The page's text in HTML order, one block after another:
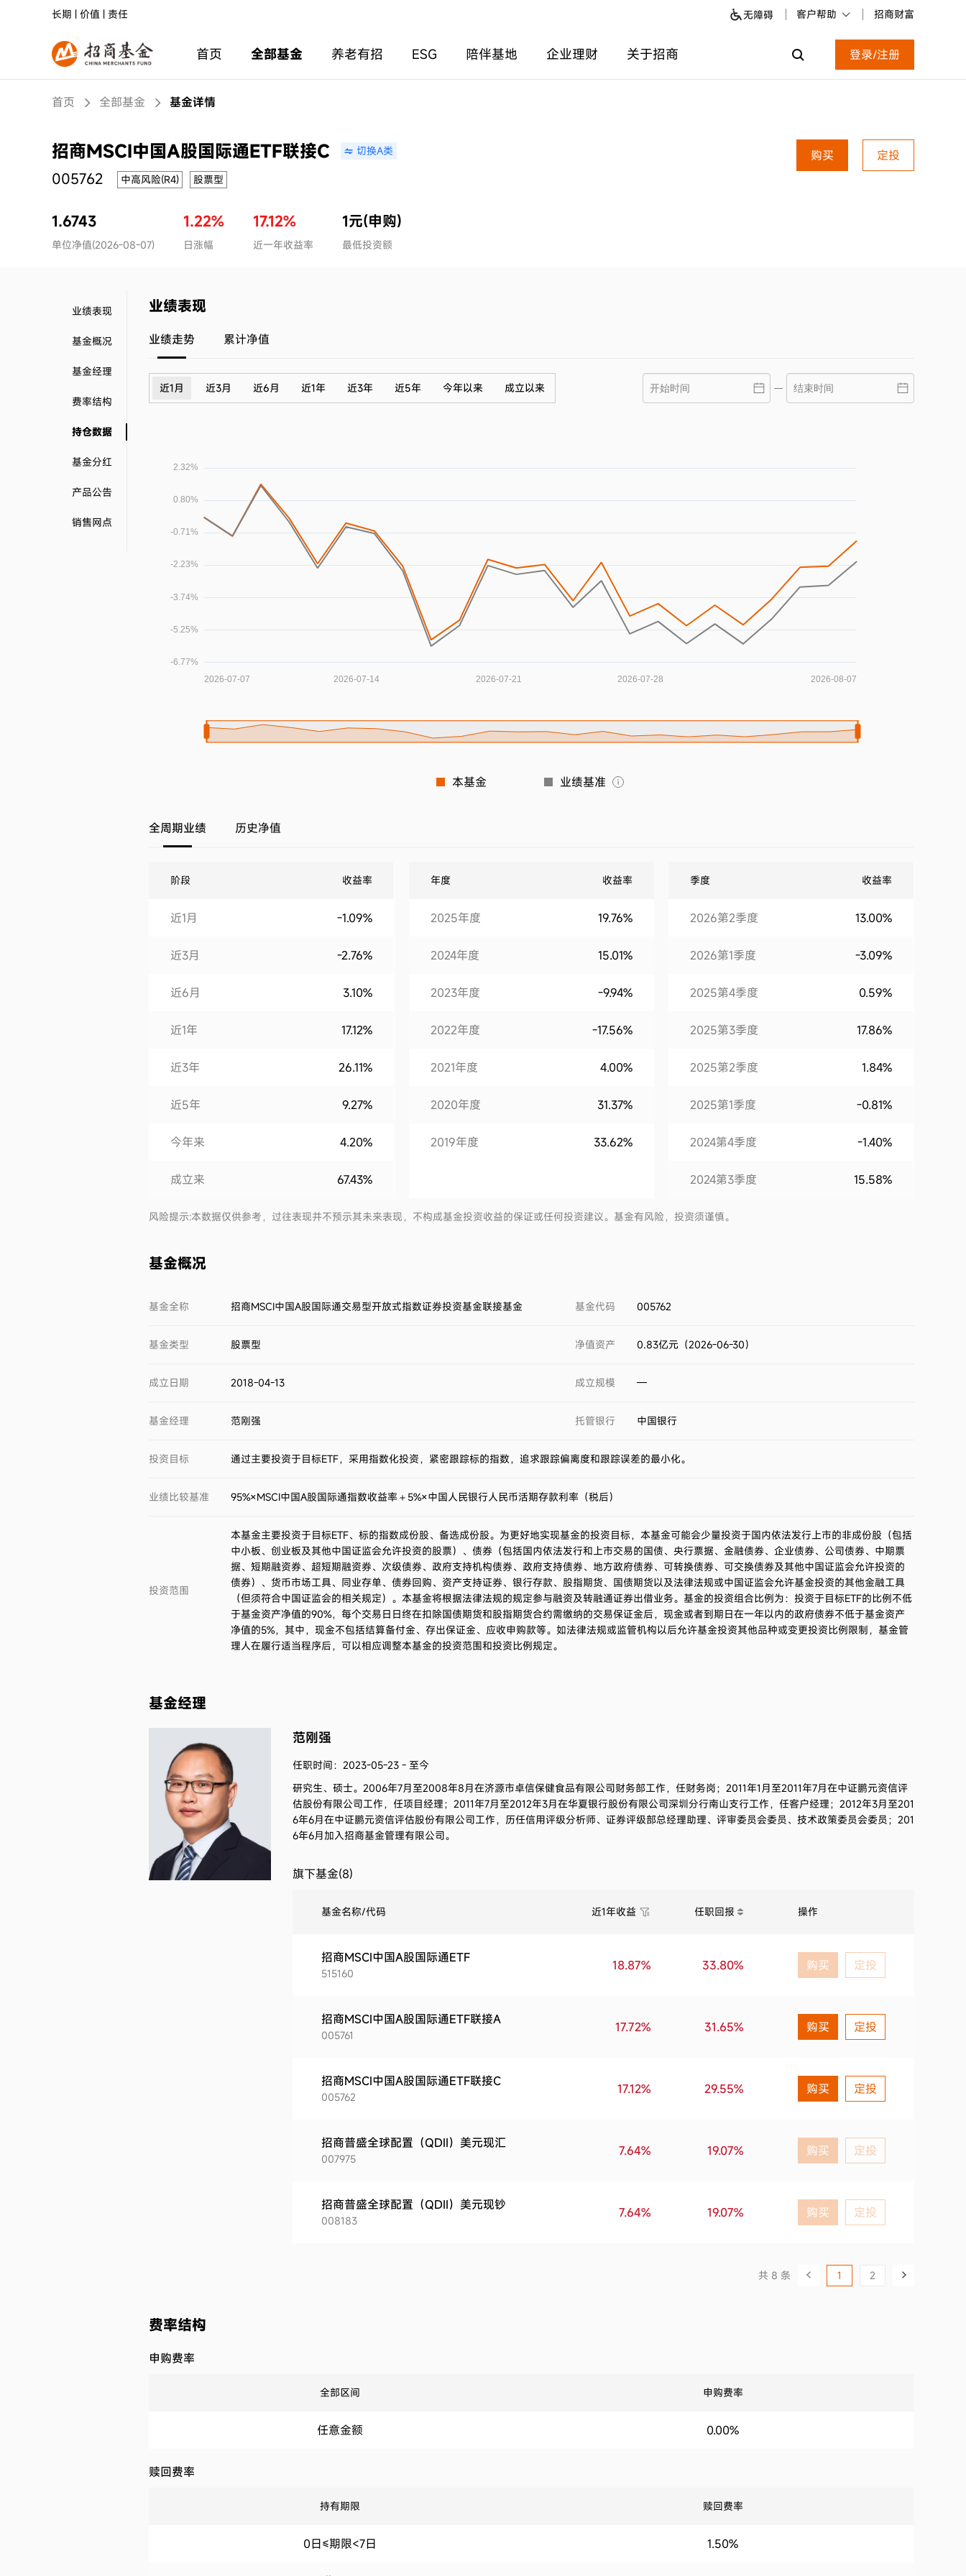
长期 | 价值 | 责任 无障碍 客户帮助 招商财富
登录/注册
首页 全部基金 养老有招 ESG 陪伴基地 企业理财 关于招商
首页 全部基金 基金详情
招商MSCI中国A股国际通ETF联接C 切换A类
005762 中高风险(R4) 股票型
购买 定投
1.6743
单位净值(2026-08-07)
1.22%
日涨幅
17.12%
近一年收益率
1元(申购)
最低投资额
业绩表现
基金概况
基金经理
费率结构
持仓数据
基金分红
产品公告
销售网点
业绩表现
业绩走势 累计净值
近1月 近3月 近6月 近1年 近3年 近5年 今年以来 成立以来
本基金 业绩基准
全周期业绩 历史净值
阶段 收益率
近1月 -1.09%
近3月 -2.76%
近6月 3.10%
近1年 17.12%
近3年 26.11%
近5年 9.27%
今年来 4.20%
成立来 67.43%
年度 收益率
2025年度 19.76%
2024年度 15.01%
2023年度 -9.94%
2022年度 -17.56%
2021年度 4.00%
2020年度 31.37%
2019年度 33.62%
季度 收益率
2026第2季度 13.00%
2026第1季度 -3.09%
2025第4季度 0.59%
2025第3季度 17.86%
2025第2季度 1.84%
2025第1季度 -0.81%
2024第4季度 -1.40%
2024第3季度 15.58%
2024第2季度
2022第1季度 -13.67%
2021第4季度 2.06%
2021第3季度 -3.09%
2020第2季度 14.23%
2019第2季度 -0.36%
-11.45%
0.20%
风险提示:本数据仅供参考，过往表现并不预示其未来表现，不构成基金投资收益的保证或任何投资建议。基金有风险，投资须谨慎。
基金概况
基金全称 招商MSCI中国A股国际通交易型开放式指数证券投资基金联接基金 基金代码 005762
基金类型 股票型 净值资产 0.83亿元（2026-06-30）
成立日期 2018-04-13 成立规模 —
基金经理 范刚强 托管银行 中国银行
投资目标 通过主要投资于目标ETF，采用指数化投资，紧密跟踪标的指数，追求跟踪偏离度和跟踪误差的最小化。
业绩比较基准 95%×MSCI中国A股国际通指数收益率＋5%×中国人民银行人民币活期存款利率（税后）
投资范围
本基金主要投资于目标ETF、标的指数成份股、备选成份股。为更好地实现基金的投资目标，本基金可能会少量投资于国内依法发行上市的非成份股（包括
中小板、创业板及其他中国证监会允许投资的股票）、债券（包括国内依法发行和上市交易的国债、央行票据、金融债券、企业债券、公司债券、中期票
据、短期融资券、超短期融资券、次级债券、政府支持机构债券、政府支持债券、地方政府债券、可转换债券、可交换债券及其他中国证监会允许投资的
债券）、货币市场工具、同业存单、债券回购、资产支持证券、银行存款、股指期货、国债期货以及法律法规或中国证监会允许基金投资的其他金融工具
（但须符合中国证监会的相关规定）。本基金将根据法律法规的规定参与融资及转融通证券出借业务。基金的投资组合比例为：投资于目标ETF的比例不低
于基金资产净值的90%，每个交易日日终在扣除国债期货和股指期货合约需缴纳的交易保证金后，现金或者到期日在一年以内的政府债券不低于基金资产
净值的5%，其中，现金不包括结算备付金、存出保证金、应收申购款等。如法律法规或监管机构以后允许基金投资其他品种或变更投资比例限制，基金管
理人在履行适当程序后，可以相应调整本基金的投资范围和投资比例规定。
基金经理
范刚强
任职时间：2023-05-23 - 至今
研究生、硕士。 2006年7月至2008年8月在济源市卓信保健食品有限公司财务部工作，任财务岗；2011年1月至2011年7月在中证鹏元资信评
估股份有限公司工作，任项目经理；2011年7月至2012年3月在华夏银行股份有限公司深圳分行南山支行工作，任客户经理；2012年3月至201
6年6月在中证鹏元资信评估股份有限公司工作，历任信用评级分析师、证券评级部总经理助理、评审委员会委员、技术政策委员会委员；201
6年6月加入招商基金管理有限公司。
旗下基金(8)
基金名称/代码 近1年收益 任职回报 操作
招商MSCI中国A股国际通ETF
515160
18.87% 33.80% 购买 定投
招商MSCI中国A股国际通ETF联接A
005761
17.72% 31.65% 购买 定投
招商MSCI中国A股国际通ETF联接C
005762
17.12% 29.55% 购买 定投
招商普盛全球配置（QDII）美元现汇
007975
7.64% 19.07% 购买 定投
招商普盛全球配置（QDII）美元现钞
008183
7.64% 19.07% 购买 定投
共 8 条 1 2
费率结构
申购费率
全部区间 申购费率
任意金额 0.00%
赎回费率
持有期限 赎回费率
0日≤期限<7日 1.50%